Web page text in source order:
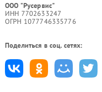
ООО "Русервис"
ИНН 7702633247
ОГРН 1077746335776
Поделиться в соц. сетях: